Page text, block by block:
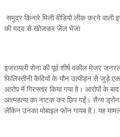
समुद्र किनारे मिली वीडियो लीक करने वाली
की मदद से खोजकर जेल भेजा
इजरायली सेना की पूर्व शीर्ष वकील मेजर
फिलिस्तीनी कैदियों के यौन उत्पीड़न से जुड़े
आरोप में गिरफ्तार किया गया है। आरोपों के
आत्महत्या का नाटक कर छिप गईं। सैन्य
लेकिन उनका मोबाइल फोन गायब है। यह